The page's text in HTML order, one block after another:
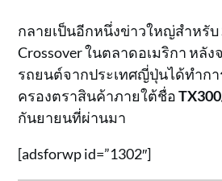
กลายเป็นอีกหนึ่งข่าวใหญ่สำหรับ
Crossover ในตลาดอเมริกา หลั
รถยนต์จากประเทศญี่ปุ่นได้ทำก
ครองตราสินค้าภายใต้ชื่อ
กันยายนที่ผ่านมา
[adsforwp id=”1302″]